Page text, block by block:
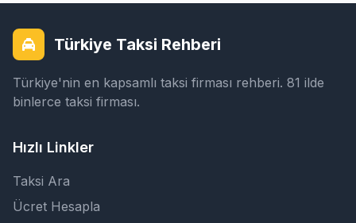
Türkiye Taksi Rehberi
Türkiye'nin en kapsamlı taksi firması rehberi. 81 ilde
binlerce taksi firması.
Hızlı Linkler
Taksi Ara
Ücret Hesapla